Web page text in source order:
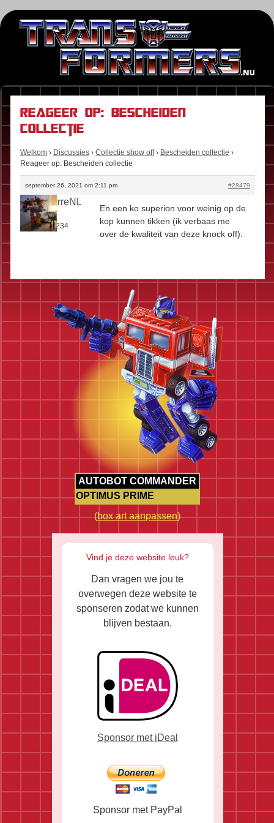
Reageer op: Bescheiden
collectie
Welkom › Discussies › Collectie show off › Bescheiden collectie ›
Reageer op: Bescheiden collectie
september 26, 2021 om 2:11 pm #28479
SaintPierreNL
Rol:Fan
Berichten:234
En een ko superion voor weinig op de
kop kunnen tikken (ik verbaas me
over de kwaliteit van deze knock off):
AUTOBOT COMMANDER
OPTIMUS PRIME
(box art aanpassen)
Vind je deze website leuk?
Dan vragen we jou te
overwegen deze website te
sponseren zodat we kunnen
blijven bestaan.
Sponsor met iDeal
Sponsor met PayPal